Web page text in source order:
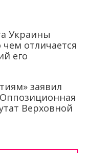
Украины
отличается
его
заявил
Верховной